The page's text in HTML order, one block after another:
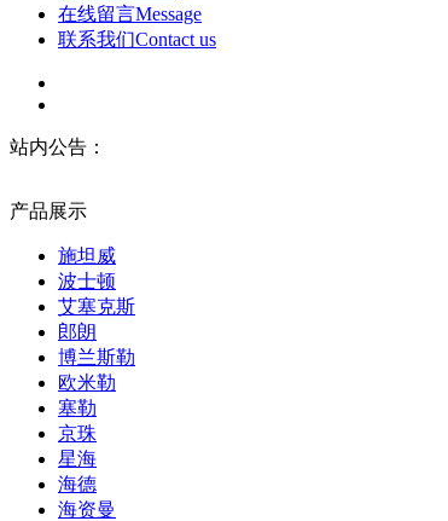
在线留言Message
联系我们Contact us
站内公告：
产品展示
施坦威
波士顿
艾塞克斯
郎朗
博兰斯勒
欧米勒
塞勒
京珠
星海
海德
海资曼